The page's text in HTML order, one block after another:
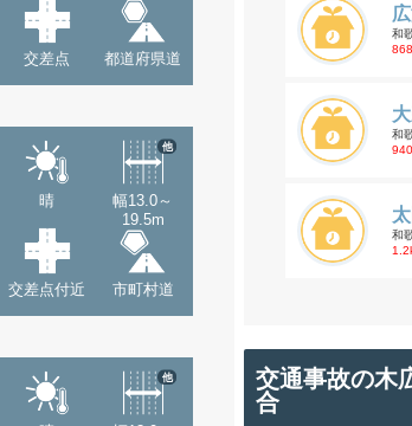
交差点 都道府県道
晴
幅13.0～
19.5m
他
交差点付近 市町村道
他
和
和
和
交通事故の木
合